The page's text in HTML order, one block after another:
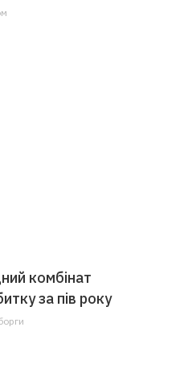
комбінат
за пів року